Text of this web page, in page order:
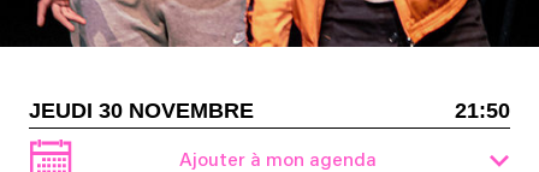
JEUDI 30 NOVEMBRE 21:50
Ajouter à mon agenda